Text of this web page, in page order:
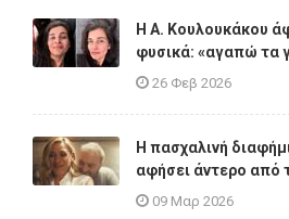
Η A. Κουλουκάκου
φυσικά: «αγαπώ τα
26 Φεβ 2026
Η πασχαλινή
αφήσει άντερο από
09 Μαρ 2026